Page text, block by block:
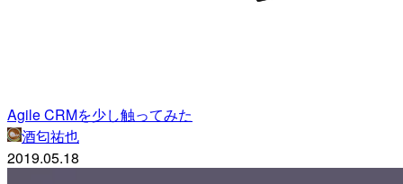
Agile CRMを少し触ってみた
酒匂祐也
2019.05.18